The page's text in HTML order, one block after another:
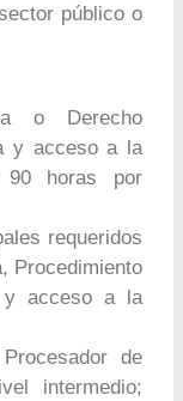
público o
o Derecho
y acceso a la
90 horas por
requeridos
Procedimiento
y acceso a la
de
intermedio;